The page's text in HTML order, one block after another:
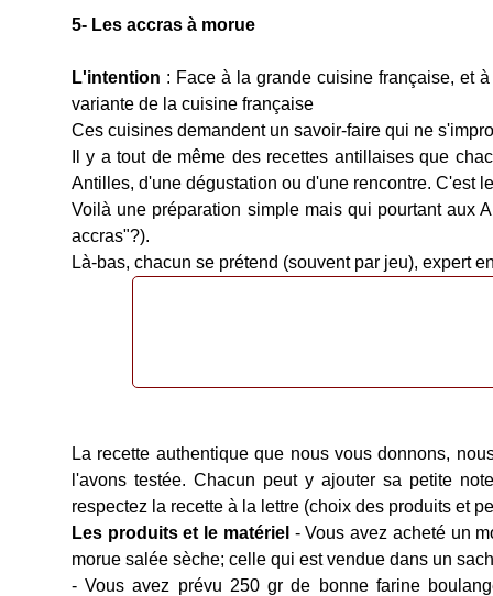
5- Les accras à morue
L'intention : Face à la grande cuisine française, et
variante de la cuisine française
Ces cuisines demandent un savoir-faire qui ne
Il y a tout de même des recettes antillaises que
Antilles, d'une dégustation ou d'une rencontre. C'est
Voilà une préparation simple mais qui pourtant aux
accras"?).
Là-bas, chacun se prétend (souvent par jeu), expert
La recette authentique que nous vous donnons,
l'avons testée. Chacun peut y ajouter sa petite
respectez la recette à la lettre (choix des produits et
Les produits et le matériel - Vous avez acheté un
morue salée sèche; celle qui est vendue dans un
- Vous avez prévu 250 gr de bonne farine